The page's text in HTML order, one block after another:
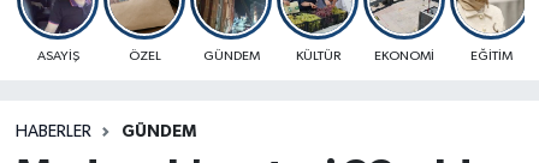
ASAYİŞ ÖZEL GÜNDEM KÜLTÜR EKONOMİ EĞİTİM
HABERLER GÜNDEM
Süper Lig Puan Durumu ve Fikstür